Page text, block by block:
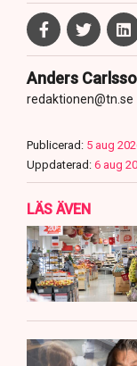
Anders
redaktionen@tn.se
Publicerad: 5 aug
Uppdaterad: 6 aug
LÄS ÄVEN